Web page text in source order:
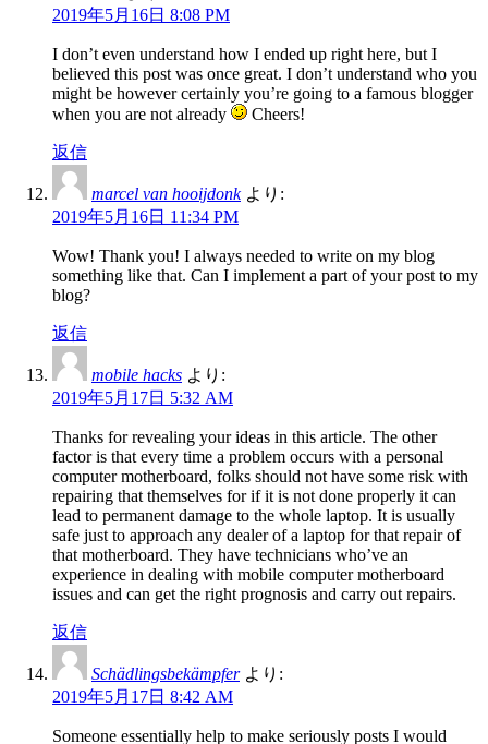
2019年5月16日 8:08 PM
I don’t even understand how I ended up right here, but I
believed this post was once great. I don’t understand who you
might be however certainly you’re going to a famous blogger
when you are not already
Cheers!
返信
marcel van hooijdonk より:
2019年5月16日 11:34 PM
Wow! Thank you! I always needed to write on my blog
something like that. Can I implement a part of your post to my
blog?
返信
mobile hacks より:
2019年5月17日 5:32 AM
Thanks for revealing your ideas in this article. The other
factor is that every time a problem occurs with a personal
computer motherboard, folks should not have some risk with
repairing that themselves for if it is not done properly it can
lead to permanent damage to the whole laptop. It is usually
safe just to approach any dealer of a laptop for that repair of
that motherboard. They have technicians who’ve an
experience in dealing with mobile computer motherboard
issues and can get the right prognosis and carry out repairs.
返信
Schädlingsbekämpfer より:
2019年5月17日 8:42 AM
Someone essentially help to make seriously posts I would